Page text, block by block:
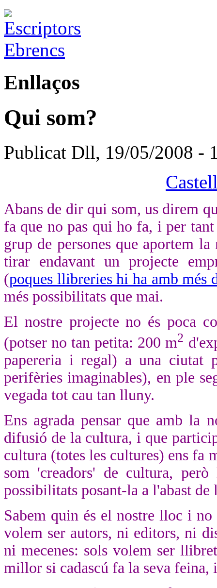
Enllaços
Qui som?
Publicat Dll, 19/05/2008 -
Abans de dir qui som, us direm
fa que no pas qui ho fa, i per
grup de persones que aportem
tirar endavant un projecte
(poques llibreries hi ha amb més
més possibilitats que mai.
El nostre projecte no és poca
(potser no tan petita: 200 m2
papereria i regal) a una ciutat
perifèries imaginables), en ple
vegada tot cau tan lluny.
Ens agrada pensar que amb la
difusió de la cultura, i que
cultura (totes les cultures) ens fa
som 'creadors' de cultura,
possibilitats posant-la a l'abast de
Sabem quin és el nostre lloc i
volem ser autors, ni editors, ni
ni mecenes: sols volem ser
millor si cadascú fa la seva feina,